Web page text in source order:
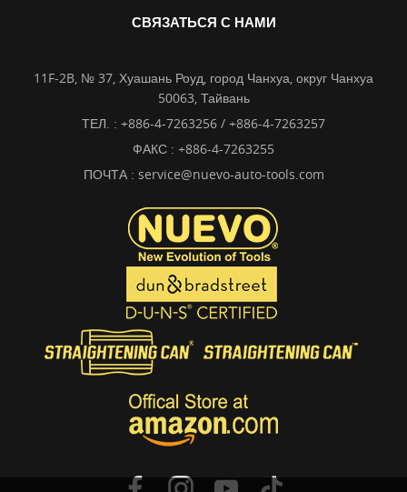
СВЯЗАТЬСЯ С НАМИ
11F-2B, № 37, Хуашань Роуд, город Чанхуа, округ Чанхуа
50063, Тайвань
ТЕЛ. : +886-4-7263256 / +886-4-7263257
ФАКС : +886-4-7263255
ПОЧТА : service@nuevo-auto-tools.com